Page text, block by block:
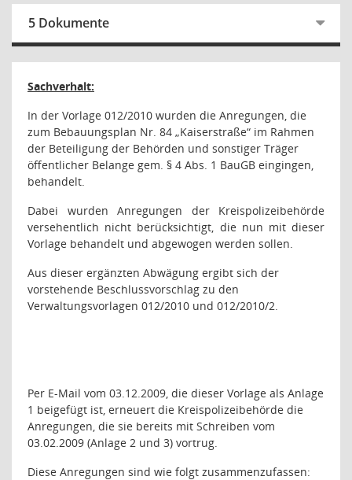
5 Dokumente
Sachverhalt:
In der Vorlage 012/2010 wurden die Anregungen, die
zum Bebauungsplan Nr. 84 „Kaiserstraße“ im Rahmen
der Beteiligung der Behörden und sonstiger Träger
öffentlicher Belange gem. § 4 Abs. 1 BauGB eingingen,
behandelt.
Dabei wurden Anregungen der Kreispolizeibehörde
versehentlich nicht berücksichtigt, die nun mit dieser
Vorlage behandelt und abgewogen werden sollen.
Aus dieser ergänzten Abwägung ergibt sich der
vorstehende Beschlussvorschlag zu den
Verwaltungsvorlagen 012/2010 und 012/2010/2.
Per E-Mail vom 03.12.2009, die dieser Vorlage als Anlage
1 beigefügt ist, erneuert die Kreispolizeibehörde die
Anregungen, die sie bereits mit Schreiben vom
03.02.2009 (Anlage 2 und 3) vortrug.
Diese Anregungen sind wie folgt zusammenzufassen: